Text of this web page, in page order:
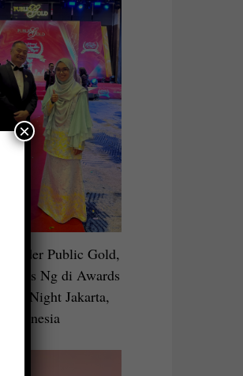
Founder Public Gold,
Louis Ng di Awards
Night Jakarta,
Indonesia
×